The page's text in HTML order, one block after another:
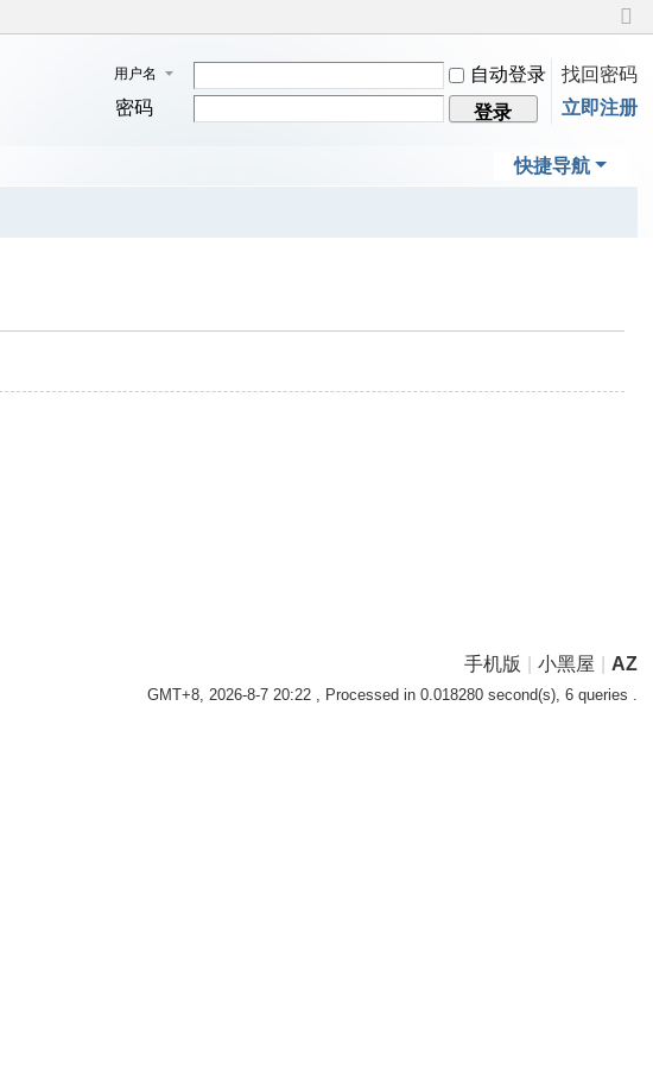
切
换
到
窄
版
用户名 自动登录
找回密码
密码
登录 立即注册
快捷导航
手机版 小黑屋 AZ
GMT+8, 2026-8-7 20:22, Processed in 0.018280 second(s), 6 queries .